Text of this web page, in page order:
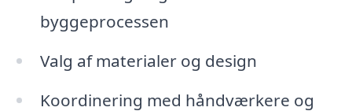
byggeprocessen
Valg af materialer og design
Koordinering med håndværkere og